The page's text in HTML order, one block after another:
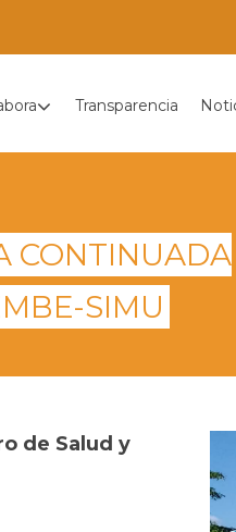
Transparencia
CONTINUADA
SIMU
de Salud y